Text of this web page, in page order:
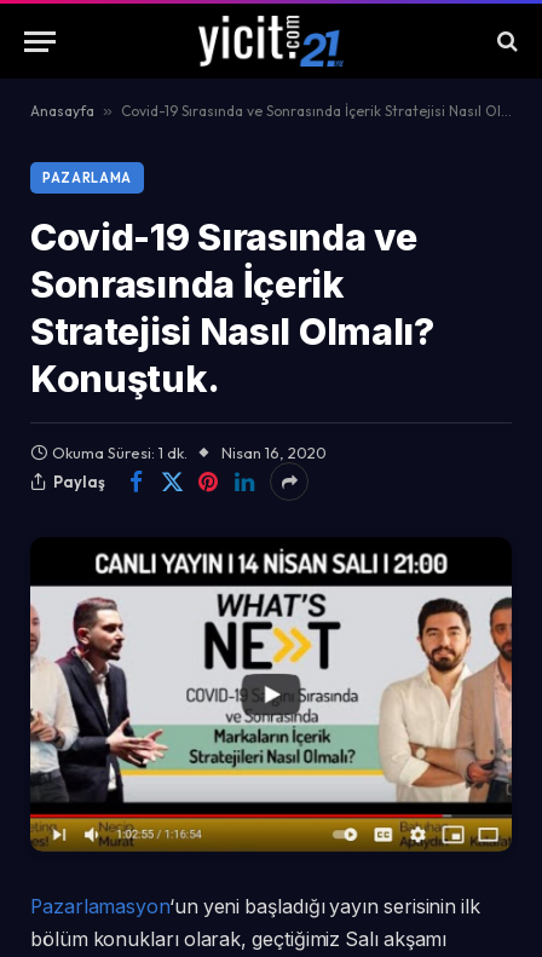
Anasayfa » Covid-19 Sırasında ve Sonrasında İçerik Stratejisi Nasıl Olmalı? Konuştuk.
PAZARLAMA
Covid-19 Sırasında ve
Sonrasında İçerik
Stratejisi Nasıl Olmalı?
Konuştuk.
Okuma Süresi: 1 dk.
Nisan 16, 2020
Paylaş
Pazarlamasyon‘un yeni başladığı yayın serisinin ilk
bölüm konukları olarak, geçtiğimiz Salı akşamı